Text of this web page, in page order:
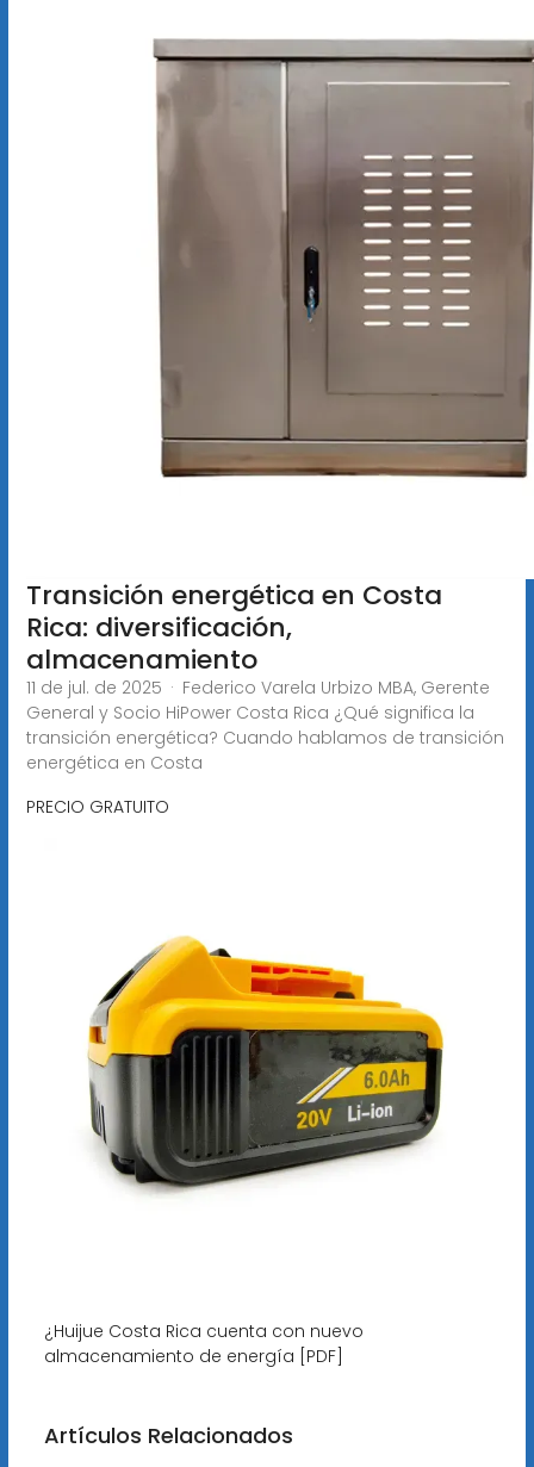
Transición energética en Costa
Rica: diversificación,
almacenamiento
11 de jul. de 2025 · Federico Varela Urbizo MBA, Gerente
General y Socio HiPower Costa Rica ¿Qué significa la
transición energética? Cuando hablamos de transición
energética en Costa
PRECIO GRATUITO
¿Huijue Costa Rica cuenta con nuevo
almacenamiento de energía [PDF]
Artículos Relacionados